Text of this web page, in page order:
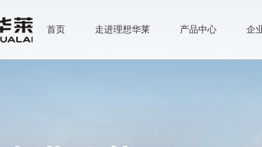
首页 走进理想华莱 产品中心 企